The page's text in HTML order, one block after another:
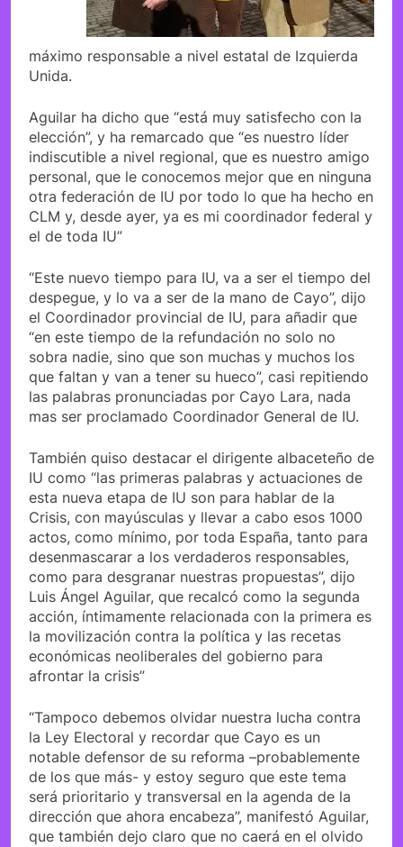
máximo responsable a nivel estatal de Izquierda
Unida.
Aguilar ha dicho que “está muy satisfecho con la
elección”, y ha remarcado que “es nuestro líder
indiscutible a nivel regional, que es nuestro amigo
personal, que le conocemos mejor que en ninguna
otra federación de IU por todo lo que ha hecho en
CLM y, desde ayer, ya es mi coordinador federal y
el de toda IU”
“Este nuevo tiempo para IU, va a ser el tiempo del
despegue, y lo va a ser de la mano de Cayo”, dijo
el Coordinador provincial de IU, para añadir que
“en este tiempo de la refundación no solo no
sobra nadie, sino que son muchas y muchos los
que faltan y van a tener su hueco”, casi repitiendo
las palabras pronunciadas por Cayo Lara, nada
mas ser proclamado Coordinador General de IU.
También quiso destacar el dirigente albaceteño de
IU como “las primeras palabras y actuaciones de
esta nueva etapa de IU son para hablar de la
Crisis, con mayúsculas y llevar a cabo esos 1000
actos, como mínimo, por toda España, tanto para
desenmascarar a los verdaderos responsables,
como para desgranar nuestras propuestas”, dijo
Luis Ángel Aguilar, que recalcó como la segunda
acción, íntimamente relacionada con la primera es
la movilización contra la política y las recetas
económicas neoliberales del gobierno para
afrontar la crisis”
“Tampoco debemos olvidar nuestra lucha contra
la Ley Electoral y recordar que Cayo es un
notable defensor de su reforma –probablemente
de los que más- y estoy seguro que este tema
será prioritario y transversal en la agenda de la
dirección que ahora encabeza”, manifestó Aguilar,
que también dejo claro que no caerá en el olvido